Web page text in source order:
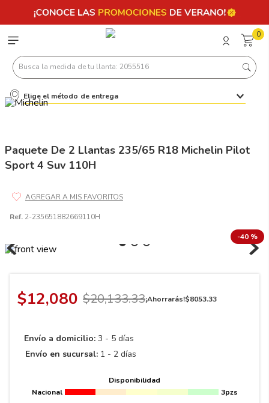
0
Busca la medida de tu llanta: 2055516
Elige el método de entrega
Paquete De 2 Llantas 235/65 R18 Michelin Pilot
Sport 4 Suv 110H
Ref. 2-235651882669110H
-40 %
$12,080 $20,133.33¡Ahorrarás!$8053.33
Envío a domicilio: 3 - 5 días
Envío en sucursal: 1 - 2 días
Disponibilidad
Nacional
3pzs
Términos más buscados
.
7 245